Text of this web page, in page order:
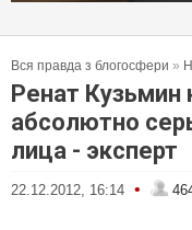
Вся правда з блогосфери »
Ренат
абсолютно
лица - эксперт
22.12.2012, 16:14 •